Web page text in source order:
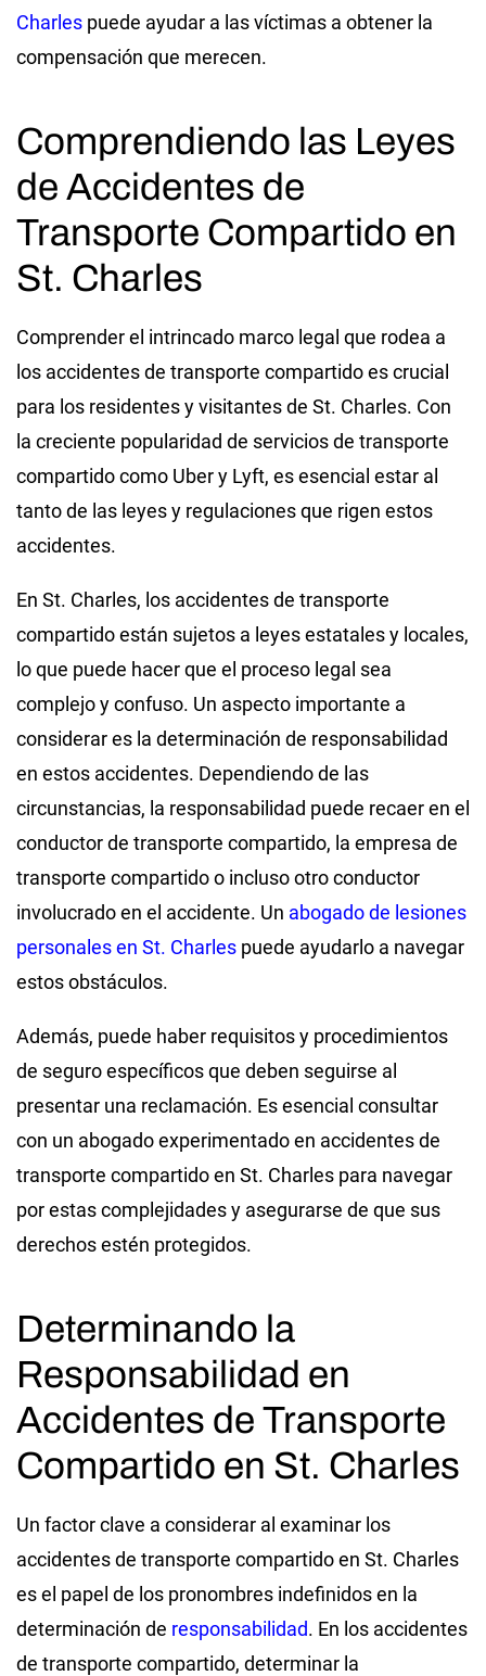
Charles puede ayudar a las víctimas a obtener la
compensación que merecen.
Comprendiendo las Leyes
de Accidentes de
Transporte Compartido en
St. Charles
Comprender el intrincado marco legal que rodea a
los accidentes de transporte compartido es crucial
para los residentes y visitantes de St. Charles. Con
la creciente popularidad de servicios de transporte
compartido como Uber y Lyft, es esencial estar al
tanto de las leyes y regulaciones que rigen estos
accidentes.
En St. Charles, los accidentes de transporte
compartido están sujetos a leyes estatales y locales,
lo que puede hacer que el proceso legal sea
complejo y confuso. Un aspecto importante a
considerar es la determinación de responsabilidad
en estos accidentes. Dependiendo de las
circunstancias, la responsabilidad puede recaer en el
conductor de transporte compartido, la empresa de
transporte compartido o incluso otro conductor
involucrado en el accidente. Un abogado de lesiones
personales en St. Charles puede ayudarlo a navegar
estos obstáculos.
Además, puede haber requisitos y procedimientos
de seguro específicos que deben seguirse al
presentar una reclamación. Es esencial consultar
con un abogado experimentado en accidentes de
transporte compartido en St. Charles para navegar
por estas complejidades y asegurarse de que sus
derechos estén protegidos.
Determinando la
Responsabilidad en
Accidentes de Transporte
Compartido en St. Charles
Un factor clave a considerar al examinar los
accidentes de transporte compartido en St. Charles
es el papel de los pronombres indefinidos en la
determinación de responsabilidad. En los accidentes
de transporte compartido, determinar la